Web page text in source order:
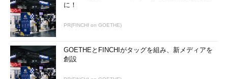
に！
PR(FINCHI on GOETHE)
GOETHEとFINCHIがタッグを組み、新メディアを
創設